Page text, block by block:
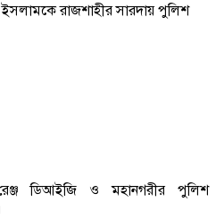
রাজশাহীর সারদায় পুলিশ
ডিআইজি ও মহানগরীর পুলিশ